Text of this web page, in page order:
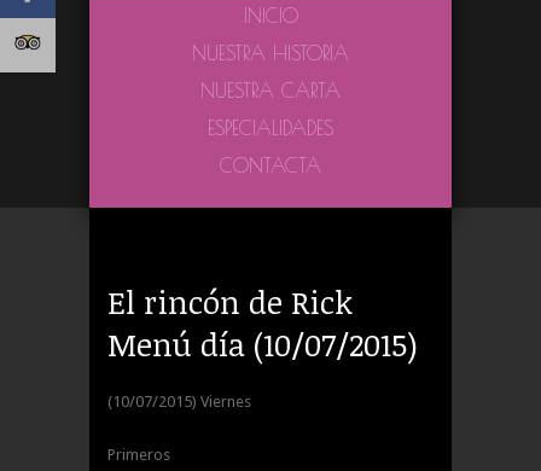
INICIO
NUESTRA HISTORIA
NUESTRA CARTA
ESPECIALIDADES
CONTACTA
El rincón de Rick
Menú día (10/07/2015)
(10/07/2015) Viernes
Primeros